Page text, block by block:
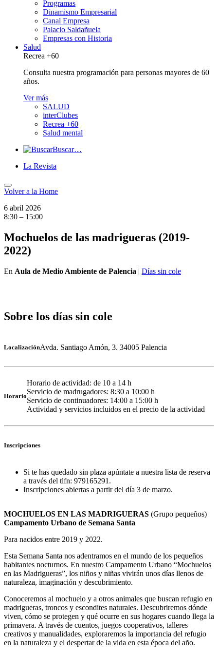
Programas
Dinamismo Empresarial
Canal Empresa
Palacio Saldañuela
Empresas con Historia
Salud
Recrea +60
Consulta nuestra programación para personas mayores de 60
años.
Ver más
SALUD
interClubes
Recrea +60
Salud mental
Buscar…
La Revista
Volver a la Home
6 abril 2026
8:30 – 15:00
Mochuelos de las madrigueras (2019-
2022)
En Aula de Medio Ambiente de Palencia | Días sin cole
Sobre los días sin cole
LocalizaciónAvda. Santiago Amón, 3. 34005 Palencia
Horario
Horario de actividad: de 10 a 14 h
Servicio de madrugadores: 8:30 a 10:00 h
Servicio de continuadores: 14:00 a 15:00 h
Actividad y servicios incluidos en el precio de la actividad
Inscripciones
Si te has quedado sin plaza apúntate a nuestra lista de reserva
a través del tlfn: 979165291.
Inscripciones abiertas a partir del día 3 de marzo.
MOCHUELOS EN LAS MADRIGUERAS (Grupo pequeños)
Campamento Urbano de Semana Santa
Para nacidos entre 2019 y 2022.
Esta Semana Santa nos adentramos en el mundo de los pequeños
habitantes nocturnos. En nuestro Campamento Urbano “Mochuelos
en las Madrigueras”, los niños y niñas vivirán unos días llenos de
naturaleza, imaginación y descubrimiento.
Conoceremos al mochuelo y a otros animales que buscan refugio en
madrigueras, troncos y escondites naturales. Descubriremos dónde
viven, cómo se protegen y qué ocurre en sus hogares cuando llega la
primavera. A través de cuentos, juegos cooperativos, talleres
creativos y manualidades, exploraremos la importancia del refugio
en la naturaleza y el despertar de la vida en esta época del año.